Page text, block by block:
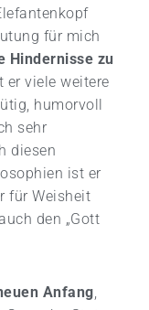
für mich
Hindernisse zu
er viele weitere
humorvoll
sehr
diesen
ist er
für Weisheit
den „Gott
Anfang